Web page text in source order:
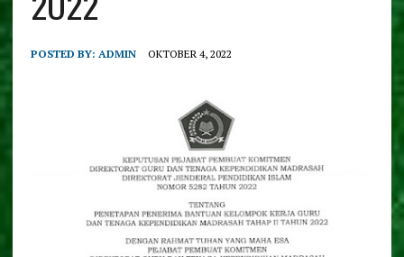
POSTED BY: ADMIN OKTOBER 4, 2022